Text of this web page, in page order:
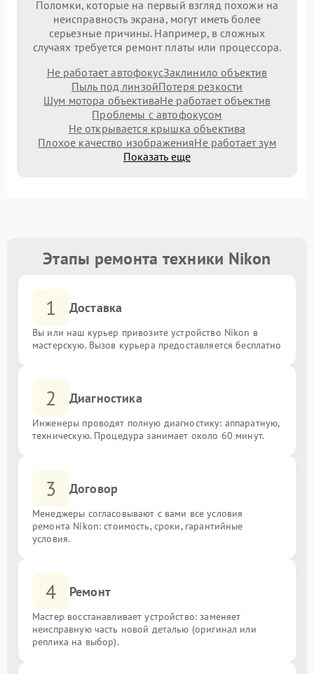
Поломки, которые на первый взгляд похожи на
неисправность экрана, могут иметь более
серьезные причины. Например, в сложных
случаях требуется ремонт платы или процессора.
Не работает автофокусЗаклинило объектив
Пыль под линзойПотеря резкости
Шум мотора объективаНе работает объектив
Проблемы с автофокусом
Не открывается крышка объектива
Плохое качество изображенияНе работает зум
Показать еще
Этапы ремонта техники Nikon
1 Доставка
Вы или наш курьер привозите устройство Nikon в
мастерскую. Вызов курьера предоставляется бесплатно
2 Диагностика
Инженеры проводят полную диагностику: аппаратную,
техническую. Процедура занимает около 60 минут.
3 Договор
Менеджеры согласовывают с вами все условия
ремонта Nikon: стоимость, сроки, гарантийные
условия.
4 Ремонт
Мастер восстанавливает устройство: заменяет
неисправную часть новой деталью (оригинал или
реплика на выбор).